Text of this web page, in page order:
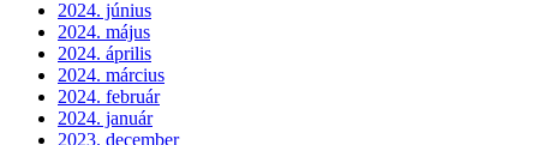
2024. június
2024. május
2024. április
2024. március
2024. február
2024. január
2023. december